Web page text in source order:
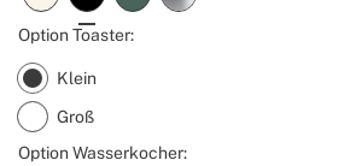
Option Toaster:
Klein
Groß
Option Wasserkocher: